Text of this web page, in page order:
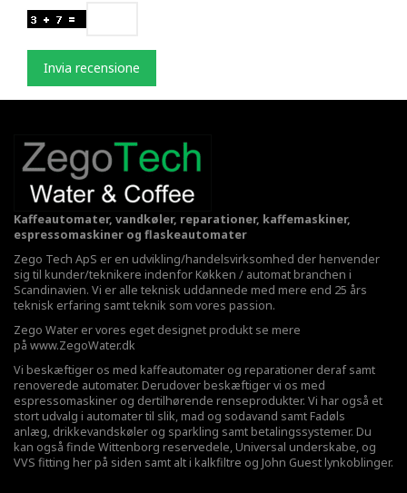
Invia recensione
Kaffeautomater, vandkøler, reparationer, kaffemaskiner,
espressomaskiner og flaskeautomater
Zego Tech ApS er en udvikling/handelsvirksomhed der henvender
sig til kunder/teknikere indenfor Køkken / automat branchen i
Scandinavien. Vi er alle teknisk uddannede med mere end 25 års
teknisk erfaring samt teknik som vores passion.
Zego Water er vores eget designet produkt se mere
på www.ZegoWater.dk
Vi beskæftiger os med kaffeautomater og reparationer deraf samt
renoverede automater. Derudover beskæftiger vi os med
espressomaskiner og dertilhørende renseprodukter. Vi har også et
stort udvalg i automater til slik, mad og sodavand samt Fadøls
anlæg, drikkevandskøler og sparkling samt betalingssystemer. Du
kan også finde Wittenborg reservedele, Universal underskabe, og
VVS fitting her på siden samt alt i kalkfiltre og John Guest lynkoblinger.